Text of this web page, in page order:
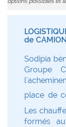
de
Sodipia
Groupe
place de
Les
formés